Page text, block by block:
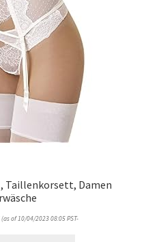
Taillenkorsett, Damen
(as of 10/04/2023 08:05 PST-